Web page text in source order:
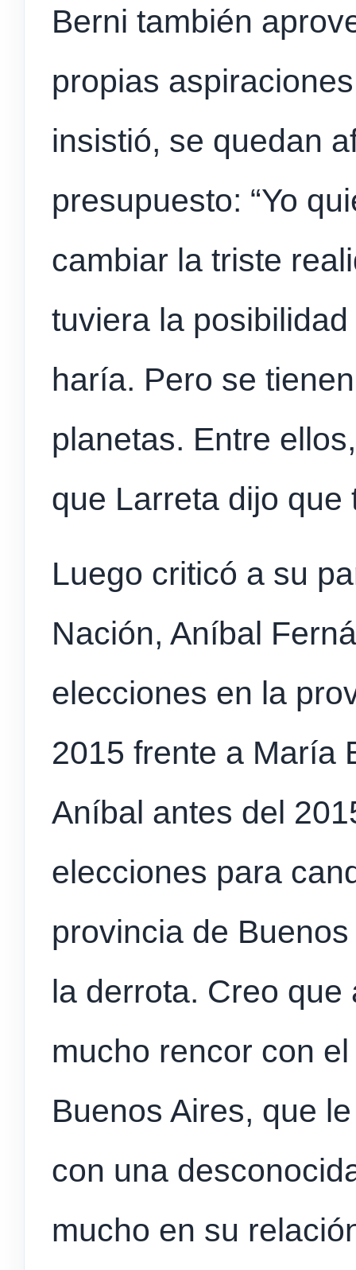
Berni también
propias
insistió, se quedan
presupuesto: “Yo
cambiar la triste
tuviera la
haría. Pero se
planetas. Entre
que Larreta dijo que
Luego criticó a su
Nación, Aníbal
elecciones en la
2015 frente a María
Aníbal antes del
elecciones para
provincia de
la derrota. Creo
mucho rencor con
Buenos Aires, que
con una
mucho en su